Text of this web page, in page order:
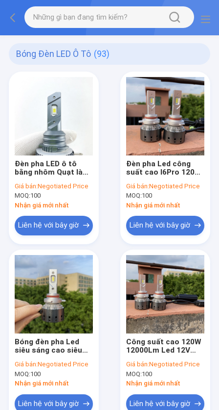
Bóng Đèn LED Ô Tô (93)
Đèn pha LED ô tô
bằng nhôm Quạt làm
Chống thấm nước
H15 Đèn pha LED phía
trước tự động
Giá bán:Negotiated Price
MOQ:100
Nhận giá mới nhất
Liên hệ với bây giờ
Đèn pha Led công
suất cao I6Pro 120W
H7 H1 H3 Đèn pha
Led H11 9005 9006
9012 Bóng đèn pha
Led xe hơi
Giá bán:Negotiated Price
MOQ:100
Nhận giá mới nhất
Liên hệ với bây giờ
Bóng đèn pha Led
siêu sáng cao siêu
H3 H1 H11 9012 Bóng
đèn pha Led H4 H7
Đèn pha Led
Giá bán:Negotiated Price
MOQ:100
Nhận giá mới nhất
Liên hệ với bây giờ
Công suất cao 120W
12000Lm Led 12V
9006 9012 Đèn pha
Led Đèn pha Led H11
H4 cho ô tô
Giá bán:Negotiated Price
MOQ:100
Nhận giá mới nhất
Liên hệ với bây giờ